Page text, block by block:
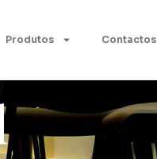
Produtos Contactos